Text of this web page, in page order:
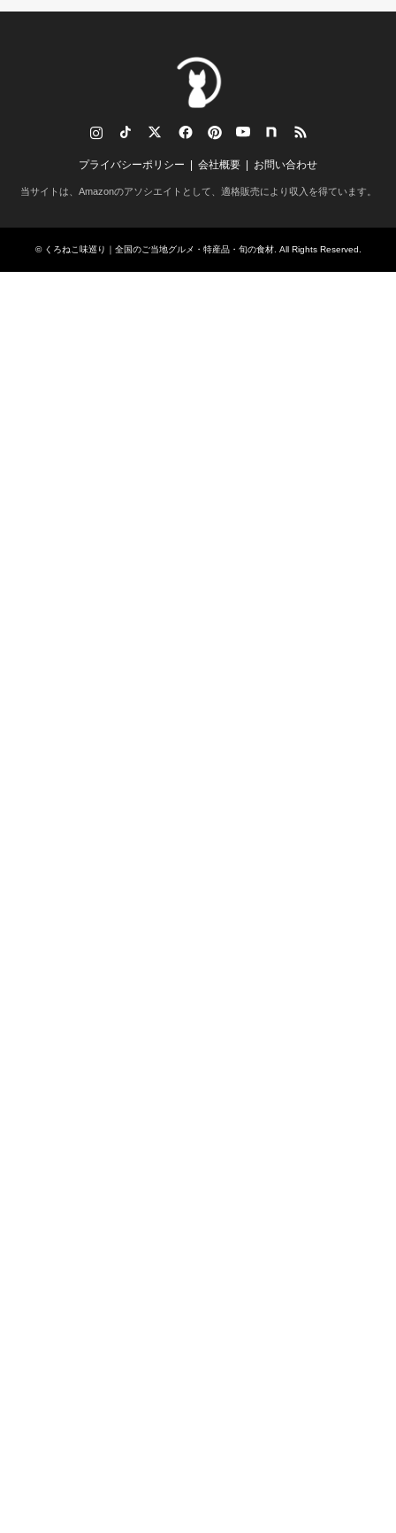
FacebookPinterestYouTube note RSS
プライバシーポリシー 会社概要 お問い合わせ
当サイトは、Amazonのアソシエイトとして、適格販売により収入を得ています。
© くろねこ味巡り｜全国のご当地グルメ・特産品・旬の食材. All Rights Reserved.